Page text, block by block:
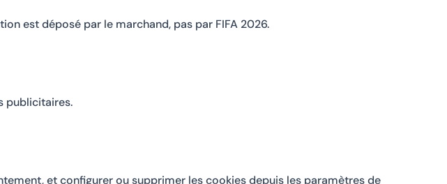
est déposé par le marchand, pas par FIFA 2026.
publicitaires.
et configurer ou supprimer les cookies depuis les paramètres de